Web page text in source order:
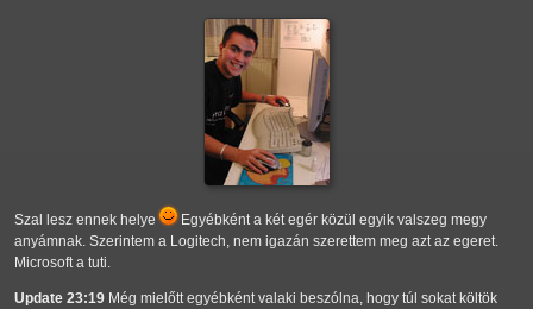
Szal lesz ennek helye
Egyébként a két egér közül egyik valszeg megy
anyámnak. Szerintem a Logitech, nem igazán szerettem meg azt az egeret.
Microsoft a tuti.
Update 23:19 Még mielőtt egyébként valaki beszólna, hogy túl sokat költök